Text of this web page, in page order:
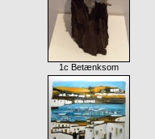
1c Betænksom